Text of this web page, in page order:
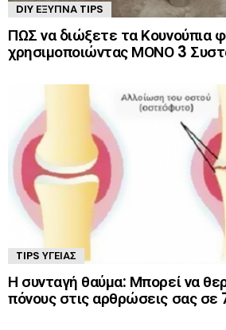
DIY ΈΞΥΠΝΑ TIPS
ΠΩΣ να διώξετε τα Κουνούπια
χρησιμοποιώντας ΜΟΝΟ 3
TIPS ΥΓΕΊΑΣ
Η συνταγή θαύμα: Μπορεί να
πόνους στις αρθρώσεις σας σε